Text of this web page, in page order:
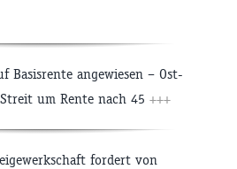
Basisrente angewiesen – Ost-
um Rente nach 45 +++
fordert von